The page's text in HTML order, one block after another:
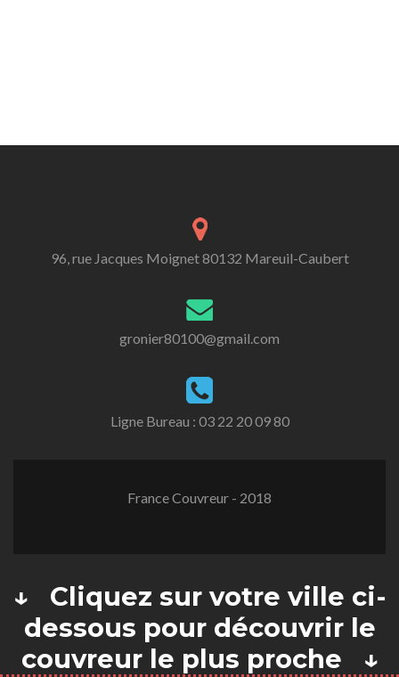
96, rue Jacques Moignet 80132 Mareuil-Caubert
gronier80100@gmail.com
Ligne Bureau : 03 22 20 09 80
France Couvreur - 2018
↓ Cliquez sur votre ville ci-
dessous pour découvrir le
couvreur le plus proche ↓